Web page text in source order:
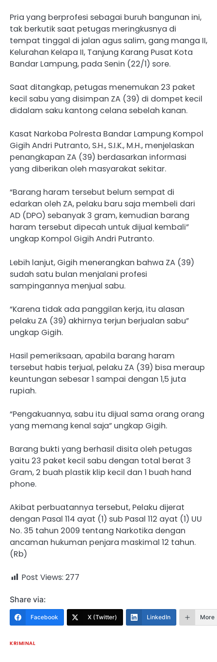
Pria yang berprofesi sebagai buruh bangunan ini,
tak berkutik saat petugas meringkusnya di
tempat tinggal di jalan agus salim, gang manga II,
Kelurahan Kelapa II, Tanjung Karang Pusat Kota
Bandar Lampung, pada Senin (22/1) sore.
Saat ditangkap, petugas menemukan 23 paket
kecil sabu yang disimpan ZA (39) di dompet kecil
didalam saku kantong celana sebelah kanan.
Kasat Narkoba Polresta Bandar Lampung Kompol
Gigih Andri Putranto, S.H., S.I.K., M.H., menjelaskan
penangkapan ZA (39) berdasarkan informasi
yang diberikan oleh masyarakat sekitar.
“Barang haram tersebut belum sempat di
edarkan oleh ZA, pelaku baru saja membeli dari
AD (DPO) sebanyak 3 gram, kemudian barang
haram tersebut dipecah untuk dijual kembali”
ungkap Kompol Gigih Andri Putranto.
Lebih lanjut, Gigih menerangkan bahwa ZA (39)
sudah satu bulan menjalani profesi
sampingannya menjual sabu.
“Karena tidak ada panggilan kerja, itu alasan
pelaku ZA (39) akhirnya terjun berjualan sabu”
ungkap Gigih.
Hasil pemeriksaan, apabila barang haram
tersebut habis terjual, pelaku ZA (39) bisa meraup
keuntungan sebesar 1 sampai dengan 1,5 juta
rupiah.
“Pengakuannya, sabu itu dijual sama orang orang
yang memang kenal saja” ungkap Gigih.
Barang bukti yang berhasil disita oleh petugas
yaitu 23 paket kecil sabu dengan total berat 3
Gram, 2 buah plastik klip kecil dan 1 buah hand
phone.
Akibat perbuatannya tersebut, Pelaku dijerat
dengan Pasal 114 ayat (1) sub Pasal 112 ayat (1) UU
No. 35 tahun 2009 tentang Narkotika dengan
ancaman hukuman penjara maskimal 12 tahun.
(Rb)
Post Views: 277
Share via:
Facebook X (Twitter) LinkedIn More
KRIMINAL